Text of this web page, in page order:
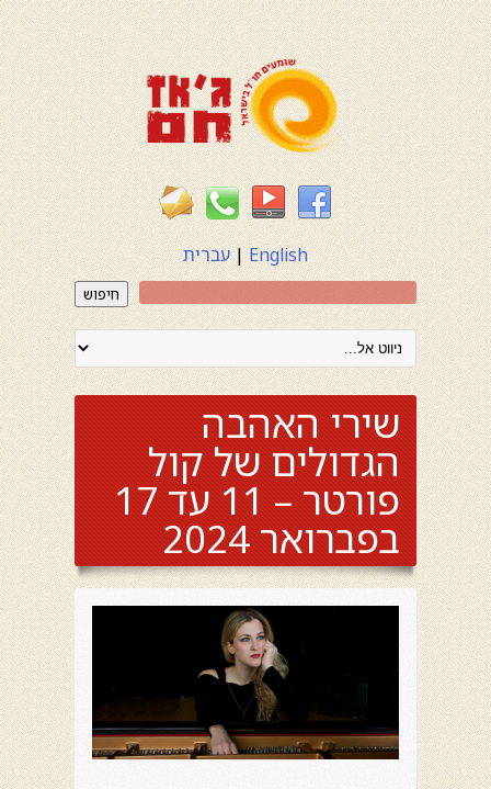
English
| עברית
חיפוש
שירי האהבה
הגדולים של קול
פורטר – 11 עד 17
בפברואר 2024